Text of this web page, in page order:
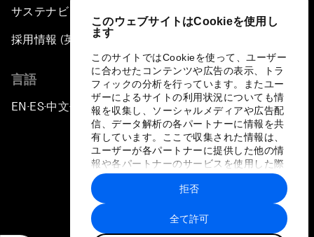
このウェブサイトはCookieを使用し
ます
このサイトではCookieを使って、ユーザー
に合わせたコンテンツや広告の表示、トラ
フィックの分析を行っています。またユー
ザーによるサイトの利用状況についても情
報を収集し、ソーシャルメディアや広告配
信、データ解析の各パートナーに情報を共
有しています。ここで収集された情報は、
ユーザーが各パートナーに提供した他の情
報や各パートナーのサービスを使用した際
に収集された情報と組み合わされ、各パー
トナーによって使用されることがありま
す。
全て許可
拒否
サステナビリティへの取り組み
採用情報 (英語のみ)
言語
EN ▪ ES▪中文▪ 日本語
プライバシーポリシーと利用規約
サイトマップ